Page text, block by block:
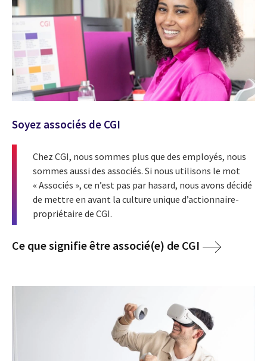
Soyez associés de CGI
Chez CGI, nous sommes plus que des employés, nous
sommes aussi des associés. Si nous utilisons le mot
« Associés », ce n’est pas par hasard, nous avons décidé
de mettre en avant la culture unique d’actionnaire-
propriétaire de CGI.
Ce que signifie être associé(e) de CGI